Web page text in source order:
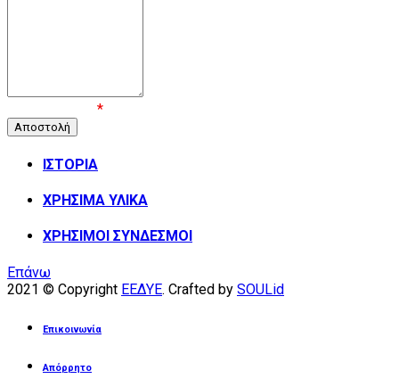
*
ΙΣΤΟΡΙΑ
ΧΡΗΣΙΜΑ ΥΛΙΚΑ
ΧΡΗΣΙΜΟΙ ΣΥΝΔΕΣΜΟΙ
Επάνω
2021 © Copyright ΕΕΔΥΕ. Crafted by SOULid
Επικοινωνία
Απόρρητο